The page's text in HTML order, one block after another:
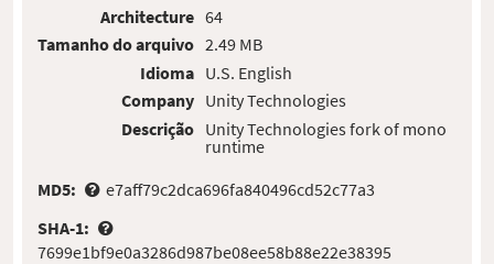
Architecture
Tamanho do arquivo
Idioma
Company
Descrição
64
2.49 MB
U.S. English
Unity Technologies
Unity Technologies fork of mono
runtime
MD5:
e7aff79c2dca696fa840496cd52c77a3
SHA-1:
7699e1bf9e0a3286d987be08ee58b88e22e38395